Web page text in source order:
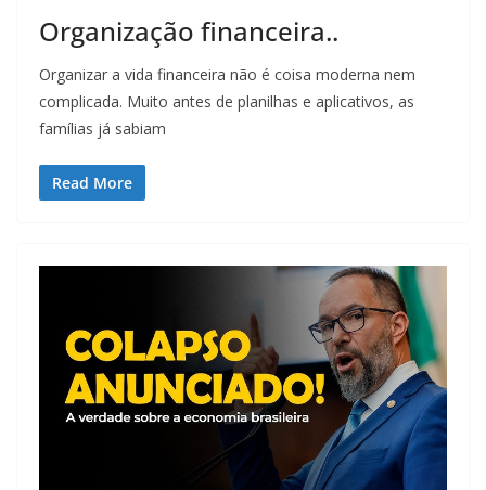
Organização financeira..
Organizar a vida financeira não é coisa moderna nem
complicada. Muito antes de planilhas e aplicativos, as
famílias já sabiam
Read More